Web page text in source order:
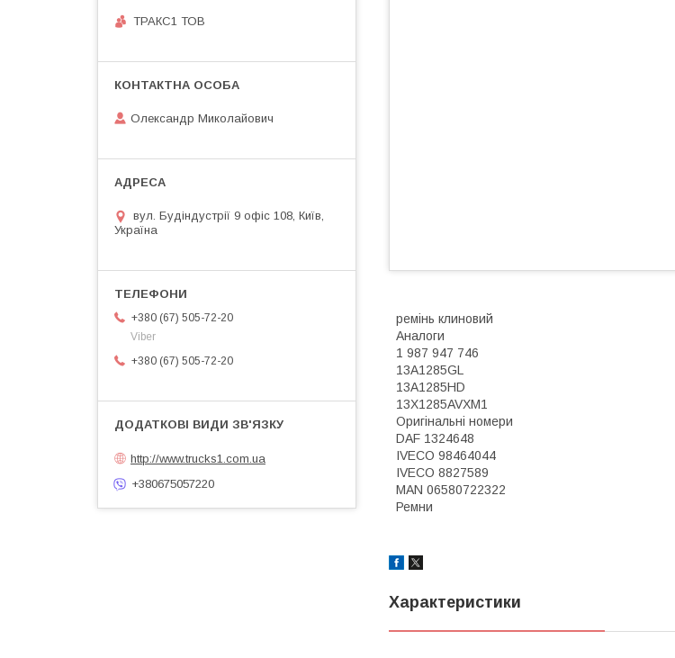
ремінь клиновий
Аналоги
1 987 947 746
13A1285GL
13A1285HD
13X1285AVXM1
Оригінальні номери
DAF 1324648
IVECO 98464044
IVECO 8827589
MAN 06580722322
Ремни
Характеристики
ТРАКС1 ТОВ
Олександр Миколайович
вул. Будіндустрії 9 офіс 108, Київ,
Україна
+380 (67) 505-72-20
Viber
+380 (67) 505-72-20
http://www.trucks1.com.ua
+380675057220